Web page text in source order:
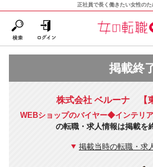
正社員で長く働きたい女性のた
掲載終
株式会社 ベルーナ 【
WEBショップのバイヤー◆インテリ
の転職・求人情報は掲載を
掲載当時の転職・求